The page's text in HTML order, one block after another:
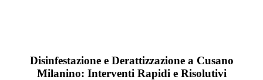
Disinfestazione e Derattizzazione a Cusano
Milanino: Interventi Rapidi e Risolutivi